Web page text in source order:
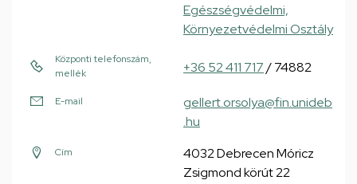
Egészségvédelmi,
Környezetvédelmi Osztály
Központi telefonszám,
mellék
+36 52 411 717/ 74882
E-mail
gellert.orsolya@fin.unideb
.hu
Cím
4032 Debrecen Móricz
Zsigmond körút 22